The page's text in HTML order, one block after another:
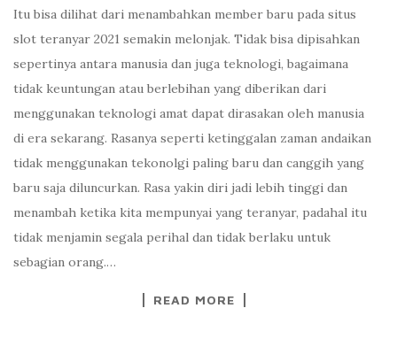
Itu bisa dilihat dari menambahkan member baru pada situs
slot teranyar 2021 semakin melonjak. Tidak bisa dipisahkan
sepertinya antara manusia dan juga teknologi, bagaimana
tidak keuntungan atau berlebihan yang diberikan dari
menggunakan teknologi amat dapat dirasakan oleh manusia
di era sekarang. Rasanya seperti ketinggalan zaman andaikan
tidak menggunakan tekonolgi paling baru dan canggih yang
baru saja diluncurkan. Rasa yakin diri jadi lebih tinggi dan
menambah ketika kita mempunyai yang teranyar, padahal itu
tidak menjamin segala perihal dan tidak berlaku untuk
sebagian orang.…
READ MORE